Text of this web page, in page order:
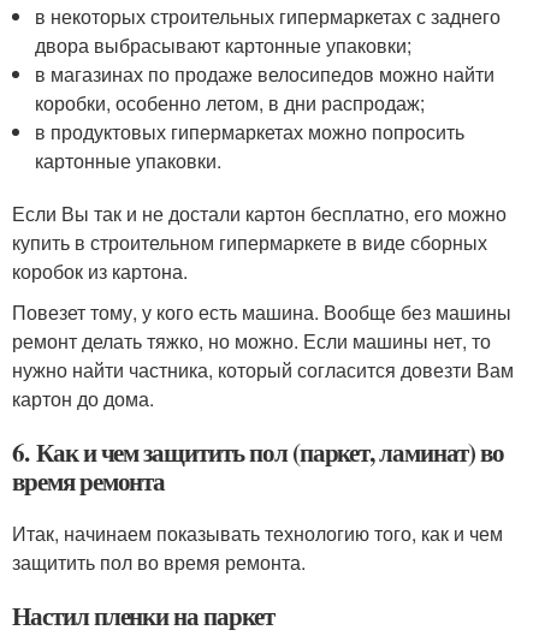
в некоторых строительных гипермаркетах с заднего
двора выбрасывают картонные упаковки;
в магазинах по продаже велосипедов можно найти
коробки, особенно летом, в дни распродаж;
в продуктовых гипермаркетах можно попросить
картонные упаковки.
Если Вы так и не достали картон бесплатно, его можно
купить в строительном гипермаркете в виде сборных
коробок из картона.
Повезет тому, у кого есть машина. Вообще без машины
ремонт делать тяжко, но можно. Если машины нет, то
нужно найти частника, который согласится довезти Вам
картон до дома.
6. Как и чем защитить пол (паркет, ламинат) во
время ремонта
Итак, начинаем показывать технологию того, как и чем
защитить пол во время ремонта.
Настил пленки на паркет